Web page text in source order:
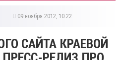
09 ноября 2012, 10:22
САЙТА КРАЕВОЙ